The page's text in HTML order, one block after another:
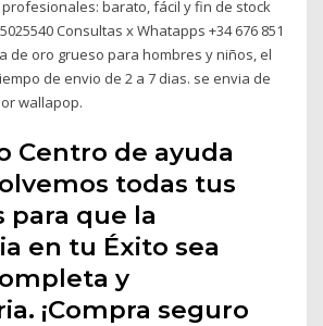
barato, fácil y fin de stock
Consultas x Whatapps +34 676 851
de oro grueso para hombres y niños, el
de envio de 2 a 7 dias. se envia de
wallapop.
Centro de ayuda
todas tus
para que la
en tu Éxito sea
y
¡Compra seguro